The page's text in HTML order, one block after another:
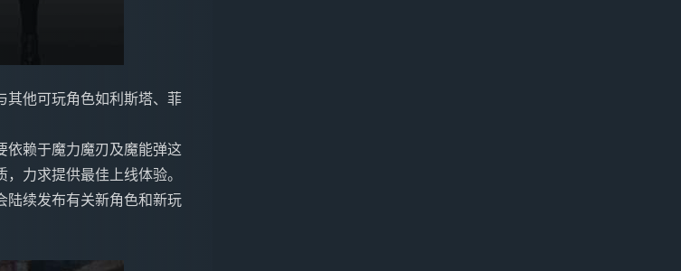
其他可玩角色如利斯塔、菲
依赖于魔力魔刃及魔能弹这
力求提供最佳上线体验。
陆续发布有关新角色和新玩